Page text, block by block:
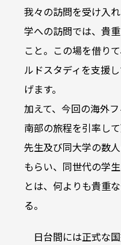
我々の訪問を受け入
学への訪問では、貴
こと。この場を借り
ルドスタディを支援
げます。
加えて、今回の海外
南部の旅程を引率し
先生及び同大学の数
もらい、同世代の学
とは、何よりも貴重
る。
日台間には正式な